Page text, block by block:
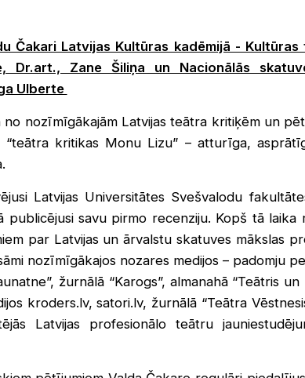
Čakari Latvijas Kultūras kadēmijā -
Dr.art., Zane Šiliņa un Nacionālās
Ulberte
no nozīmīgākajām Latvijas teātra kritiķēm un
kritikas Monu Lizu” – atturīga,
Latvijas Universitātes Svešvalodu
publicējusi savu pirmo recenziju. Kopš tā
par Latvijas un ārvalstu skatuves mākslas
nozīmīgākajos nozares medijos – padomju
žurnālā “Karogs”, almanahā “Teātris
kroders.lv, satori.lv, žurnālā “Teātra
Latvijas profesionālo teātru